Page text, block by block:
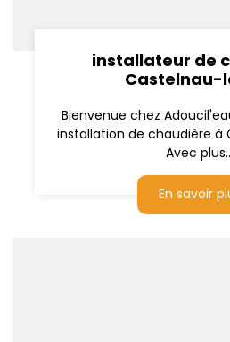
installateur de
Castelnau-
Bienvenue chez
installation de chaudière à
Avec
En savoir